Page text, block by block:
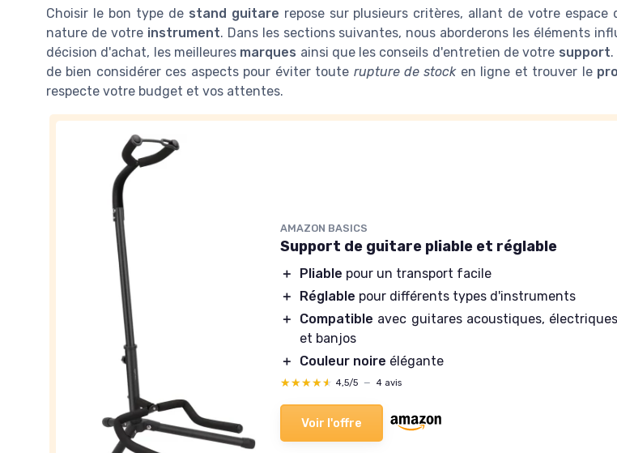
Choisir le bon type de stand guitare repose sur plusieurs critères, allant de votre espace
nature de votre instrument. Dans les sections suivantes, nous aborderons les éléments
décision d'achat, les meilleures marques ainsi que les conseils d'entretien de votre support
de bien considérer ces aspects pour éviter toute rupture de stocken ligne et trouver le
respecte votre budget et vos attentes.
AMAZON BASICS
Support de guitare pliable et réglable
＋ Pliable pour un transport facile
＋
Réglable pour différents types d'instruments
＋
Compatible avec guitares acoustiques,
et banjos
＋
Couleur noire élégante
★★★★★
★★★★★ 4,5/5 — 4 avis
Voir l'offre